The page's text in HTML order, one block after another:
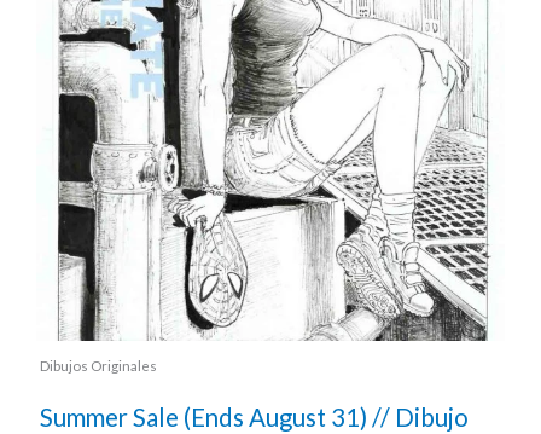
Dibujos Originales
Summer Sale (Ends August 31) // Dibujo